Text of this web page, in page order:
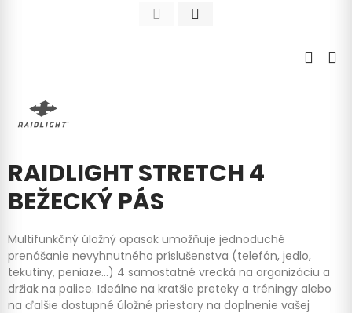
RAIDLIGHT STRETCH 4
BEŽECKÝ PÁS
Multifunkčný úložný opasok umožňuje jednoduché
prenášanie nevyhnutného príslušenstva (telefón, jedlo,
tekutiny, peniaze...) 4 samostatné vrecká na organizáciu a
držiak na palice. Ideálne na kratšie preteky a tréningy alebo
na ďalšie dostupné úložné priestory na doplnenie vašej